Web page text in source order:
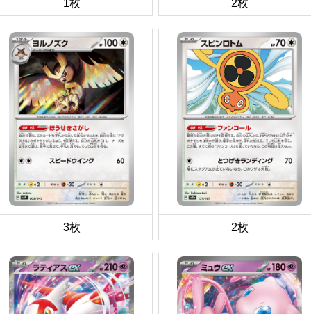
1枚 2枚
3枚 2枚